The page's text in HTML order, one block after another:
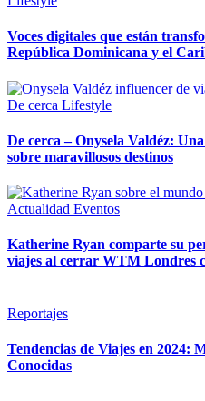
Voces digitales que están
República Dominicana y el
De cerca Lifestyle
De cerca – Onysela Valdéz:
sobre maravillosos destinos
Actualidad Eventos
Katherine Ryan comparte su
viajes al cerrar WTM Londres
Reportajes
Tendencias de Viajes en 2024:
Conocidas